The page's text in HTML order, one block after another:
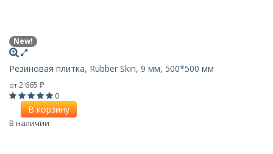
New!
Резиновая плитка, Rubber Skin, 9 мм, 500*500 мм
от 2 665 ₽
0
В корзину
В наличии